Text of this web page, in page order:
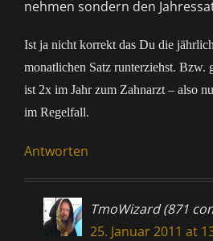
nehmen sondern den
Ist ja nicht korrekt das Du die
monatlichen Satz runterziehst. Bzw.
ist 2x im Jahr zum Zahnarzt – also
im Regelfall.
Antworten
TmoWizard (871
25. Januar 2011 at